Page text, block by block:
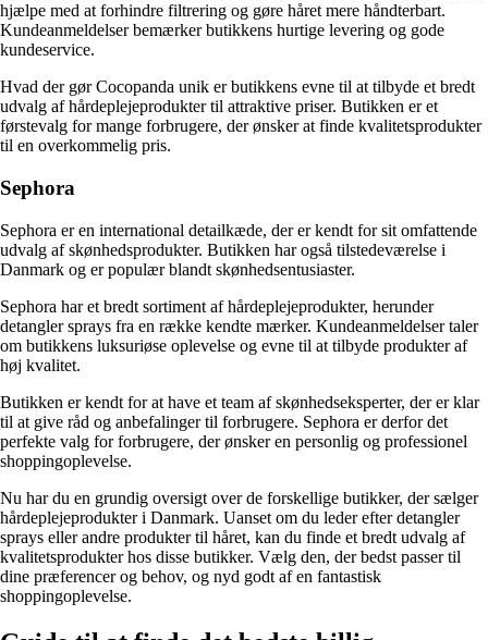
hjælpe med at forhindre filtrering og gøre håret mere håndterbart.
Kundeanmeldelser bemærker butikkens hurtige levering og gode
kundeservice.
Hvad der gør Cocopanda unik er butikkens evne til at tilbyde et bredt
udvalg af hårdeplejeprodukter til attraktive priser. Butikken er et
førstevalg for mange forbrugere, der ønsker at finde kvalitetsprodukter
til en overkommelig pris.
Sephora
Sephora er en international detailkæde, der er kendt for sit omfattende
udvalg af skønhedsprodukter. Butikken har også tilstedeværelse i
Danmark og er populær blandt skønhedsentusiaster.
Sephora har et bredt sortiment af hårdeplejeprodukter, herunder
detangler sprays fra en række kendte mærker. Kundeanmeldelser taler
om butikkens luksuriøse oplevelse og evne til at tilbyde produkter af
høj kvalitet.
Butikken er kendt for at have et team af skønhedseksperter, der er klar
til at give råd og anbefalinger til forbrugere. Sephora er derfor det
perfekte valg for forbrugere, der ønsker en personlig og professionel
shoppingoplevelse.
Nu har du en grundig oversigt over de forskellige butikker, der sælger
hårdeplejeprodukter i Danmark. Uanset om du leder efter detangler
sprays eller andre produkter til håret, kan du finde et bredt udvalg af
kvalitetsprodukter hos disse butikker. Vælg den, der bedst passer til
dine præferencer og behov, og nyd godt af en fantastisk
shoppingoplevelse.